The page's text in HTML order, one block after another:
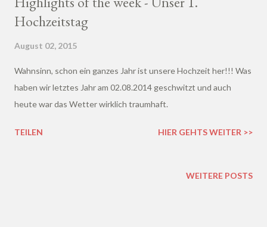
Hochzeitstag
August 02, 2015
Wahnsinn, schon ein ganzes Jahr ist unsere Hochzeit her!!! Was
haben wir letztes Jahr am 02.08.2014 geschwitzt und auch
heute war das Wetter wirklich traumhaft.
TEILEN HIER GEHTS WEITER >>
WEITERE POSTS